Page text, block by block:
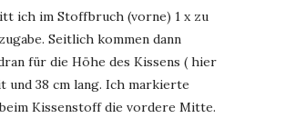
ich im Stoffbruch (vorne) 1 x zu
Seitlich kommen dann
für die Höhe des Kissens ( hier
und 38 cm lang. Ich markierte
Kissenstoff die vordere Mitte.